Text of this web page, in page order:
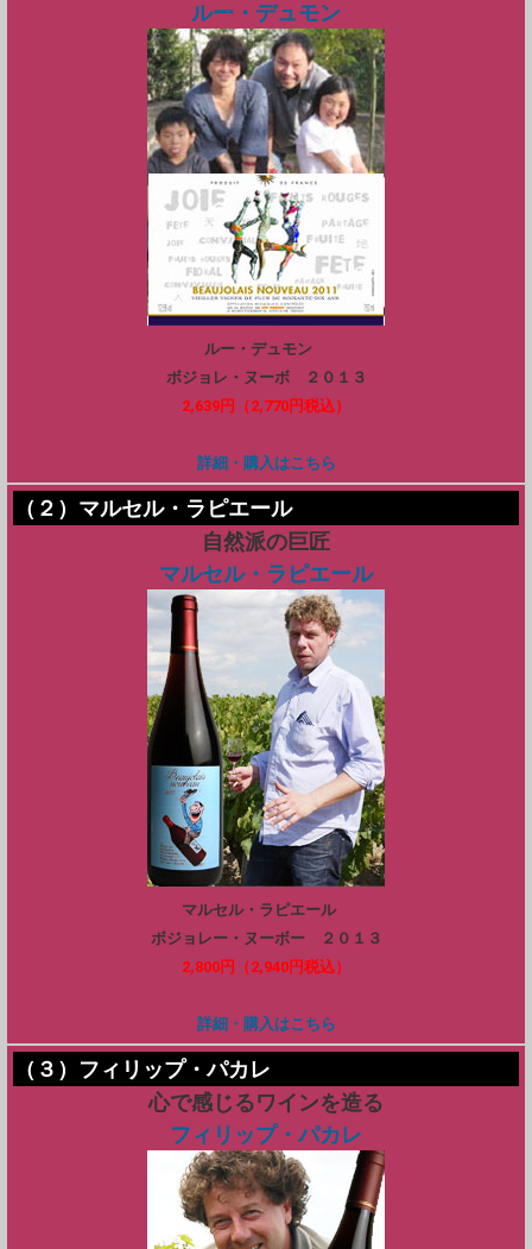
ルー・デュモン
ルー・デュモン
ボジョレ・ヌーボ ２０１３
2,639円（2,770円税込）
詳細・購入はこちら
（２）マルセル・ラピエール
自然派の巨匠
マルセル・ラピエール
マルセル・ラピエール
ボジョレー・ヌーボー ２０１３
2,800円（2,940円税込）
詳細・購入はこちら
（３）フィリップ・パカレ
心で感じるワインを造る
フィリップ・パカレ